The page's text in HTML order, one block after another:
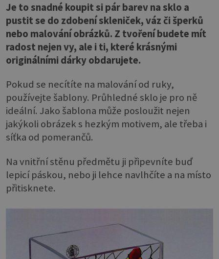
Je to snadné koupit si pár barev na sklo a
pustit se do zdobení skleniček, váz či šperků
nebo malování obrázků. Z tvoření budete mít
radost nejen vy, ale i ti, které krásnými
originálními dárky obdarujete.
Pokud se necítíte na malování od ruky,
používejte šablony. Průhledné sklo je pro ně
ideální. Jako šablona může posloužit nejen
jakýkoli obrázek s hezkým motivem, ale třeba i
síťka od pomerančů.
Na vnitřní stěnu předmětu ji připevníte buď
lepicí páskou, nebo ji lehce navlhčíte a na místo
přitisknete.